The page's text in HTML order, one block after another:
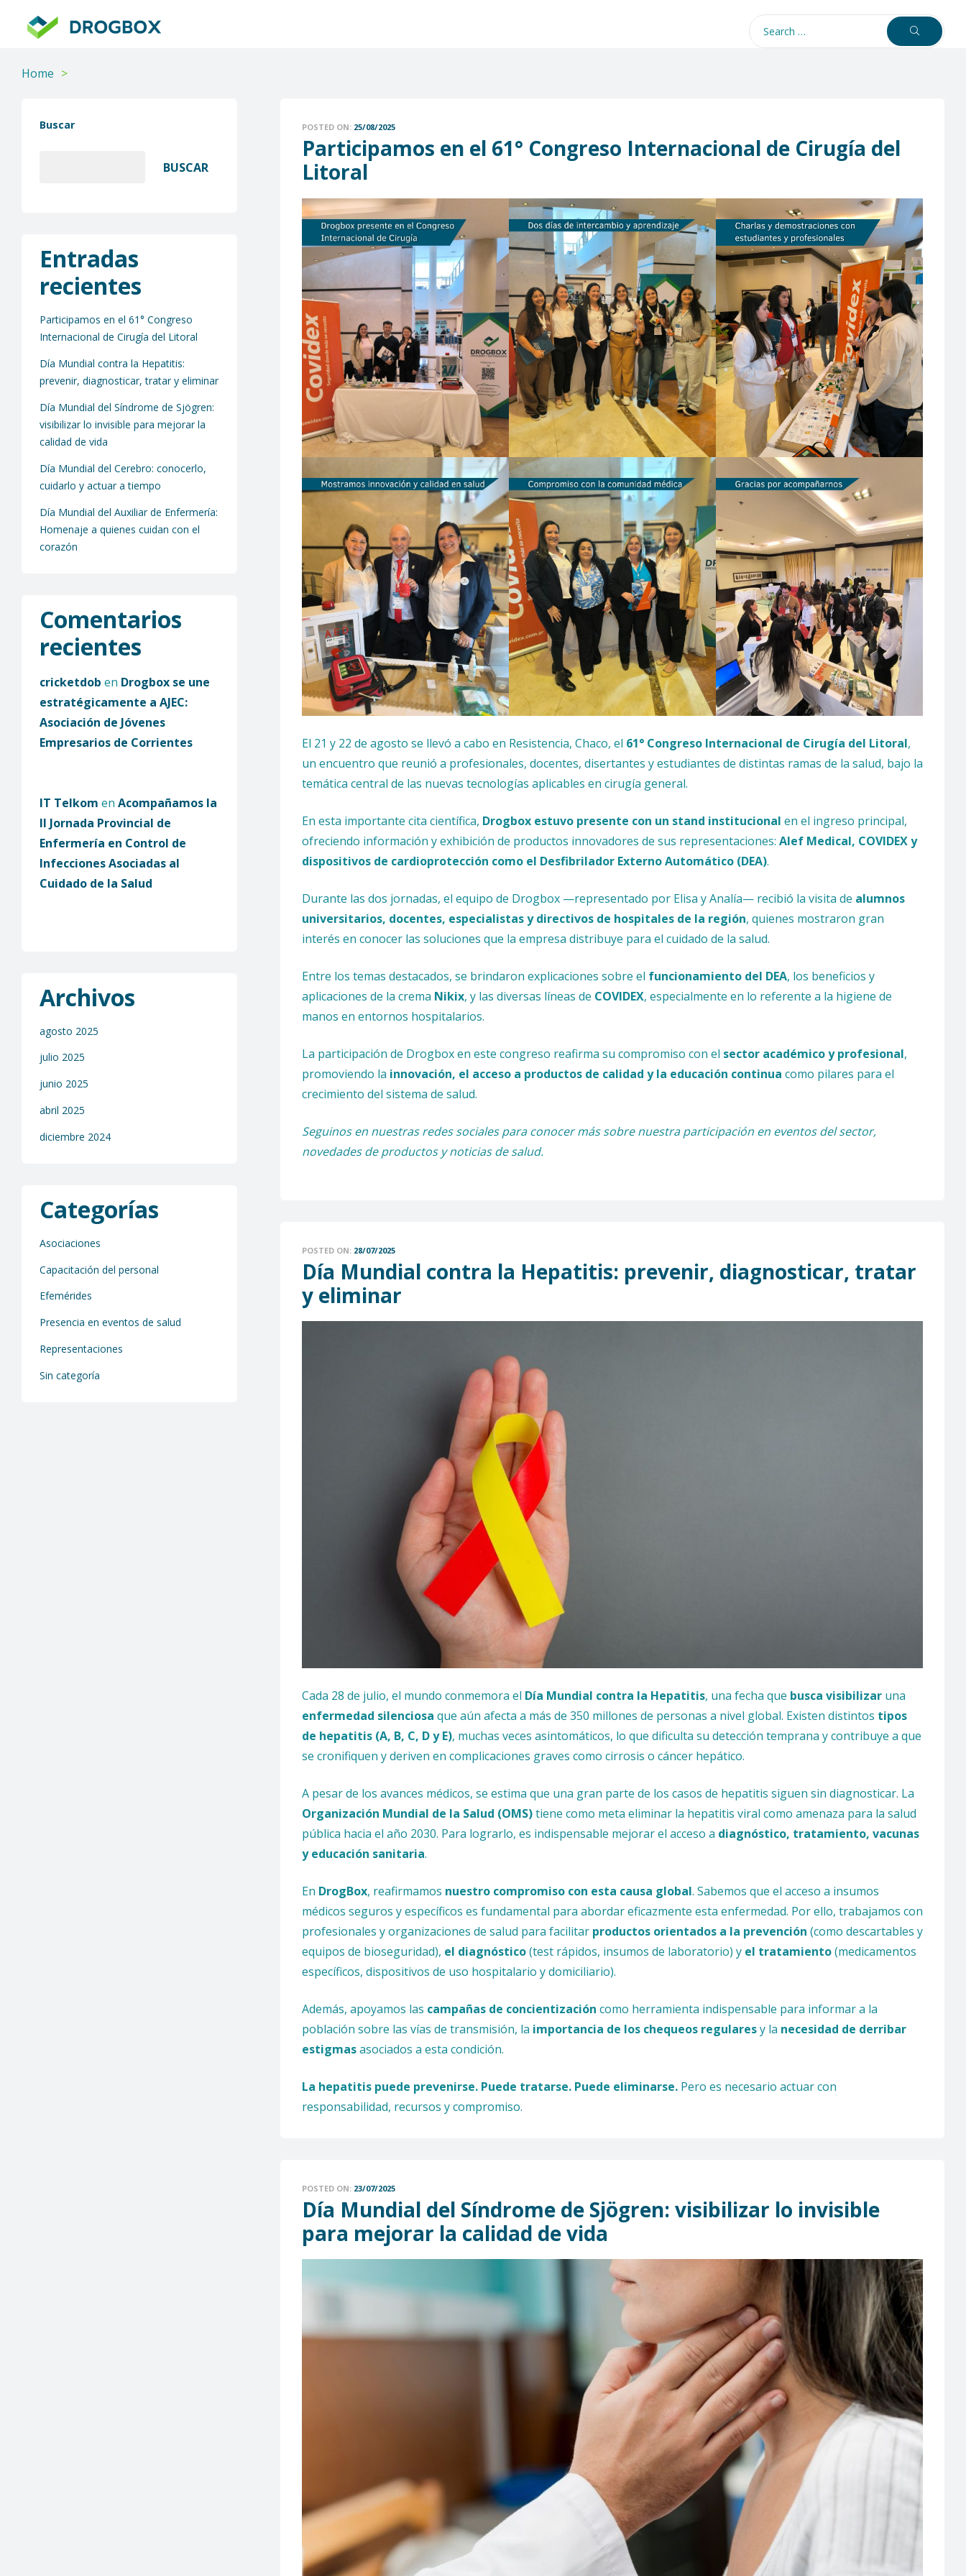
Home >
POSTED ON: 25/08/2025
Participamos en el 61° Congreso Internacional de Cirugía del
Litoral
El 21 y 22 de agosto se llevó a cabo en Resistencia, Chaco, el 61° Congreso Internacional de Cirugía del Litoral,
un encuentro que reunió a profesionales, docentes, disertantes y estudiantes de distintas ramas de la salud, bajo la
temática central de las nuevas tecnologías aplicables en cirugía general.
En esta importante cita científica, Drogbox estuvo presente con un stand institucional en el ingreso principal,
ofreciendo información y exhibición de productos innovadores de sus representaciones: Alef Medical, COVIDEX y
dispositivos de cardioprotección como el Desfibrilador Externo Automático (DEA).
Durante las dos jornadas, el equipo de Drogbox —representado por Elisa y Analía— recibió la visita de alumnos
universitarios, docentes, especialistas y directivos de hospitales de la región, quienes mostraron gran
interés en conocer las soluciones que la empresa distribuye para el cuidado de la salud.
Entre los temas destacados, se brindaron explicaciones sobre el funcionamiento del DEA, los beneficios y
aplicaciones de la crema Nikix, y las diversas líneas de COVIDEX, especialmente en lo referente a la higiene de
manos en entornos hospitalarios.
La participación de Drogbox en este congreso reafirma su compromiso con el sector académico y profesional,
promoviendo la innovación, el acceso a productos de calidad y la educación continua como pilares para el
crecimiento del sistema de salud.
Seguinos en nuestras redes sociales para conocer más sobre nuestra participación en eventos del sector,
novedades de productos y noticias de salud.
POSTED ON: 28/07/2025
Día Mundial contra la Hepatitis: prevenir, diagnosticar, tratar
y eliminar
Cada 28 de julio, el mundo conmemora el Día Mundial contra la Hepatitis, una fecha que busca visibilizar una
enfermedad silenciosa que aún afecta a más de 350 millones de personas a nivel global. Existen distintos tipos
de hepatitis (A, B, C, D y E), muchas veces asintomáticos, lo que dificulta su detección temprana y contribuye a que
se cronifiquen y deriven en complicaciones graves como cirrosis o cáncer hepático.
A pesar de los avances médicos, se estima que una gran parte de los casos de hepatitis siguen sin diagnosticar. La
Organización Mundial de la Salud (OMS)tiene como meta eliminar la hepatitis viral como amenaza para la salud
pública hacia el año 2030. Para lograrlo, es indispensable mejorar el acceso a diagnóstico, tratamiento, vacunas
y educación sanitaria.
En DrogBox, reafirmamos nuestro compromiso con esta causa global. Sabemos que el acceso a insumos
médicos seguros y específicos es fundamental para abordar eficazmente esta enfermedad. Por ello, trabajamos con
profesionales y organizaciones de salud para facilitar productos orientados a la prevención (como descartables y
equipos de bioseguridad), el diagnóstico(test rápidos, insumos de laboratorio) y el tratamiento(medicamentos
específicos, dispositivos de uso hospitalario y domiciliario).
Además, apoyamos las campañas de concientización como herramienta indispensable para informar a la
población sobre las vías de transmisión, la importancia de los chequeos regularesy la necesidad de derribar
estigmasasociados a esta condición.
La hepatitis puede prevenirse. Puede tratarse. Puede eliminarse. Pero es necesario actuar con
responsabilidad, recursos y compromiso.
POSTED ON: 23/07/2025
Día Mundial del Síndrome de Sjögren: visibilizar lo invisible
para mejorar la calidad de vida
Buscar
BUSCAR
Entradas
recientes
Participamos en el 61° Congreso
Internacional de Cirugía del Litoral
Día Mundial contra la Hepatitis:
prevenir, diagnosticar, tratar y eliminar
Día Mundial del Síndrome de Sjögren:
visibilizar lo invisible para mejorar la
calidad de vida
Día Mundial del Cerebro: conocerlo,
cuidarlo y actuar a tiempo
Día Mundial del Auxiliar de Enfermería:
Homenaje a quienes cuidan con el
corazón
Comentarios
recientes
cricketdob en Drogbox se une
estratégicamente a AJEC:
Asociación de Jóvenes
Empresarios de Corrientes
IT Telkom en Acompañamos la
II Jornada Provincial de
Enfermería en Control de
Infecciones Asociadas al
Cuidado de la Salud
Archivos
agosto 2025
julio 2025
junio 2025
abril 2025
diciembre 2024
Categorías
Asociaciones
Capacitación del personal
Efemérides
Presencia en eventos de salud
Representaciones
Sin categoría